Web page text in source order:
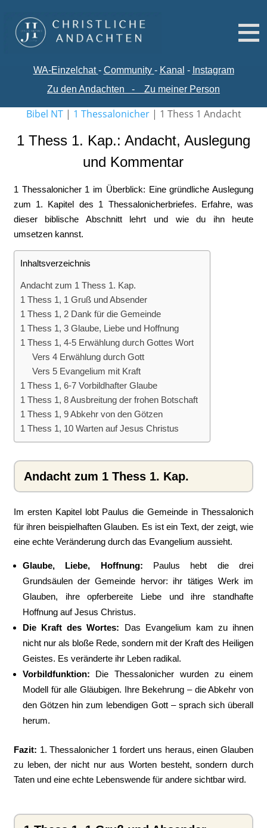
WA-Einzelchat - Community - Kanal - Instagram
Zu den Andachten
- Zu meiner Person
Bibel NT| 1 Thessalonicher| 1 Thess 1 Andacht
1 Thess 1. Kap.: Andacht, Auslegung
und Kommentar
1 Thessalonicher 1 im Überblick: Eine gründliche Auslegung
zum 1. Kapitel des 1 Thessalonicherbriefes. Erfahre, was
dieser biblische Abschnitt lehrt und wie du ihn heute
umsetzen kannst.
Inhaltsverzeichnis
Andacht zum 1 Thess 1. Kap.
1 Thess 1, 1 Gruß und Absender
1 Thess 1, 2 Dank für die Gemeinde
1 Thess 1, 3 Glaube, Liebe und Hoffnung
1 Thess 1, 4-5 Erwählung durch Gottes Wort
Vers 4 Erwählung durch Gott
Vers 5 Evangelium mit Kraft
1 Thess 1, 6-7 Vorbildhafter Glaube
1 Thess 1, 8 Ausbreitung der frohen Botschaft
1 Thess 1, 9 Abkehr von den Götzen
1 Thess 1, 10 Warten auf Jesus Christus
Andacht zum 1 Thess 1. Kap.
Im ersten Kapitel lobt Paulus die Gemeinde in Thessalonich
für ihren beispielhaften Glauben. Es ist ein Text, der zeigt, wie
eine echte Veränderung durch das Evangelium aussieht.
Glaube, Liebe, Hoffnung: Paulus hebt die drei
Grundsäulen der Gemeinde hervor: ihr tätiges Werk im
Glauben, ihre opferbereite Liebe und ihre standhafte
Hoffnung auf Jesus Christus.
Die Kraft des Wortes: Das Evangelium kam zu ihnen
nicht nur als bloße Rede, sondern mit der Kraft des Heiligen
Geistes. Es veränderte ihr Leben radikal.
Vorbildfunktion: Die Thessalonicher wurden zu einem
Modell für alle Gläubigen. Ihre Bekehrung – die Abkehr von
den Götzen hin zum lebendigen Gott – sprach sich überall
herum.
Fazit: 1. Thessalonicher 1 fordert uns heraus, einen Glauben
zu leben, der nicht nur aus Worten besteht, sondern durch
Taten und eine echte Lebenswende für andere sichtbar wird.